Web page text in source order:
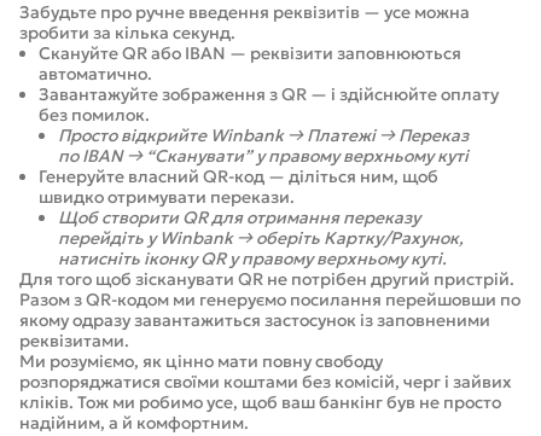
Забудьте про ручне введення реквізитів — усе можна
зробити за кілька секунд.
Скануйте QR або IBAN — реквізити заповнюються
автоматично.
Завантажуйте зображення з QR — і здійснюйте оплату
без помилок.
Просто відкрийте Winbank → Платежі → Переказ
по IBAN → “Сканувати” у правому верхньому куті
Генеруйте власний QR-код — діліться ним, щоб
швидко отримувати перекази.
Щоб створити QR для отримання переказу
перейдіть у Winbank → оберіть Картку/Рахунок,
натисніть іконку QR у правому верхньому куті.
Для того щоб зісканувати QR не потрібен другий пристрій.
Разом з QR-кодом ми генеруємо посилання перейшовши по
якому одразу завантажиться застосунок із заповненими
реквізитами.
Ми розуміємо, як цінно мати повну свободу
розпоряджатися своїми коштами без комісій, черг і зайвих
кліків. Тож ми робимо усе, щоб ваш банкінг був не просто
надійним, а й комфортним.